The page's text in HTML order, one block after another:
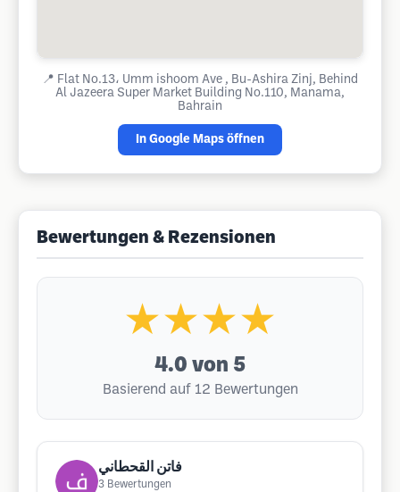
📍 Flat No.13، Umm ishoom Ave , Bu-Ashira Zinj, Behind
Al Jazeera Super Market Building No.110, Manama,
Bahrain
In Google Maps öffnen
Bewertungen & Rezensionen
★★★★
4.0 von 5
Basierend auf 12 Bewertungen
فاتن القحطاني
3 Bewertungen